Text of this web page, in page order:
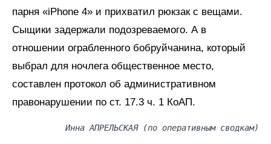
парня «iPhone 4» и прихватил рюкзак с вещами.
Сыщики задержали подозреваемого. А в
отношении ограбленного бобруйчанина, который
выбрал для ночлега общественное место,
составлен протокол об административном
правонарушении по ст. 17.3 ч. 1 КоАП.
Инна АПРЕЛЬСКАЯ (по оперативным сводкам)